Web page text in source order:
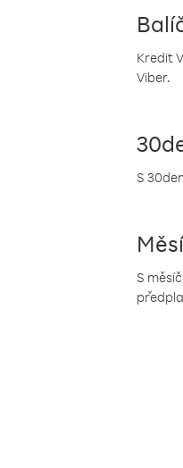
Kredit
Viber.
S
S